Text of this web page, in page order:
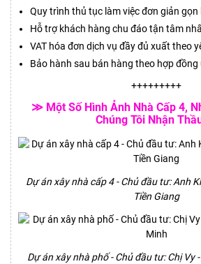
Quy trình thủ tục làm việc đơn giản gọn
Hỗ trợ khách hàng chu đáo tận tâm
VAT hóa đơn dịch vụ đầy đủ xuất theo
Bảo hành sau bán hàng theo hợp đồng
+++++++++
≫ Một Số Hình Ảnh Nhà Cấp 4,
Chúng Tôi Nhận
Dự án xây nhà cấp 4 - Chủ đầu tư: Anh
Tiền Giang
Dự án xây nhà phố - Chủ đầu tư: Chị Vy